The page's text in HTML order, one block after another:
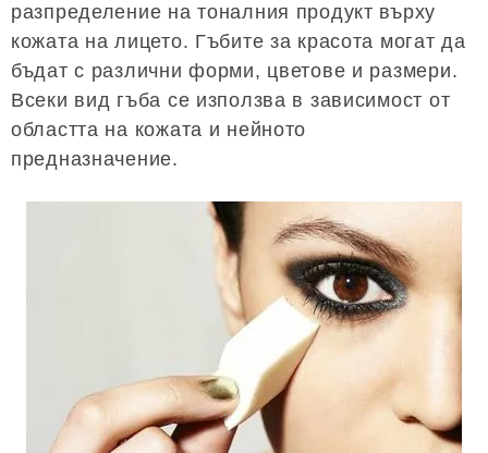
разпределение на тоналния продукт върху
кожата на лицето. Гъбите за красота могат да
бъдат с различни форми, цветове и размери.
Всеки вид гъба се използва в зависимост от
областта на кожата и нейното
предназначение.